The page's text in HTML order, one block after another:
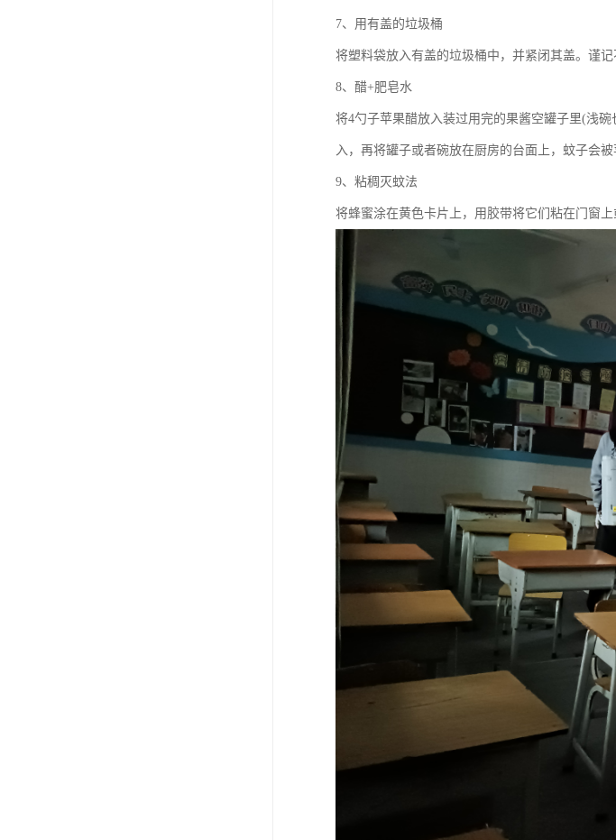
7、用有盖的垃圾桶
将塑料袋放入有盖的垃圾桶中，并紧闭其盖。谨
8、醋+肥皂水
将4勺子苹果醋放入装过用完的果酱空罐子里(浅
入，再将罐子或者碗放在厨房的台面上，蚊子会
9、粘稠灭蚊法
将蜂蜜涂在黄色卡片上，用胶带将它们粘在门窗